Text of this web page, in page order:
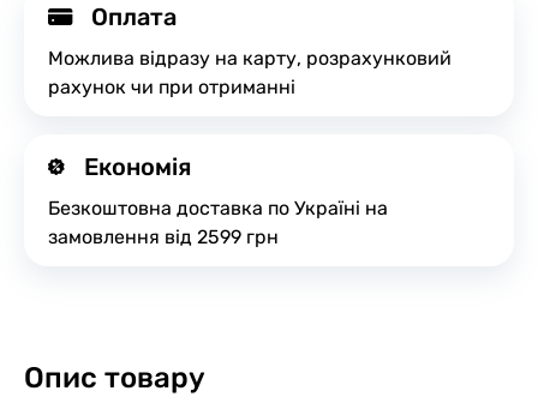
Оплата
Можлива відразу на карту, розрахунковий
рахунок чи при отриманні
Економія
Безкоштовна доставка по Україні на
замовлення від 2599 грн
Опис товару